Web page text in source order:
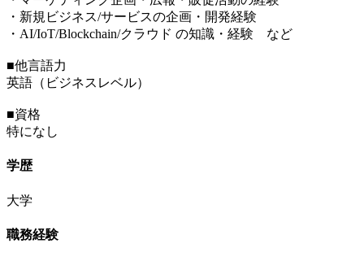
・新規ビジネス/サービスの企画・開発経験
・AI/IoT/Blockchain/クラウド の知識・経験 など
■他言語力
英語（ビジネスレベル）
■資格
特になし
学歴
大学
職務経験